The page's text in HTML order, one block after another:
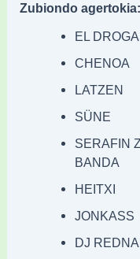
Zubiondo agertokia:
EL
CHENOA
LATZEN
SÜNE
SERAFIN
BANDA
HEITXI
JONKASS
DJ